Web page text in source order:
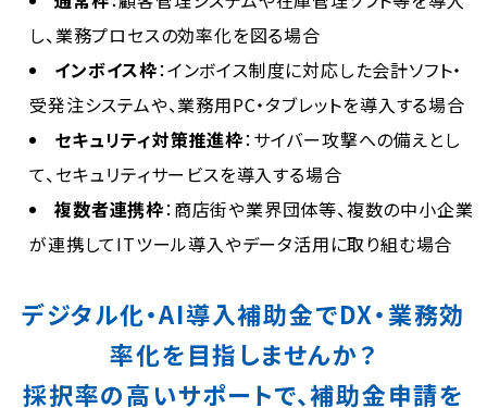
し、業務プロセスの効率化を図る場合
インボイス枠：インボイス制度に対応した会計ソフト・
受発注システムや、業務用PC・タブレットを導入する場合
セキュリティ対策推進枠：サイバー攻撃への備えとし
て、セキュリティサービスを導入する場合
複数者連携枠：商店街や業界団体等、複数の中小企業
が連携してITツール導入やデータ活用に取り組む場合
デジタル化・AI導入補助金でDX・業務効
率化を目指しませんか？
採択率の高いサポートで、補助金申請を